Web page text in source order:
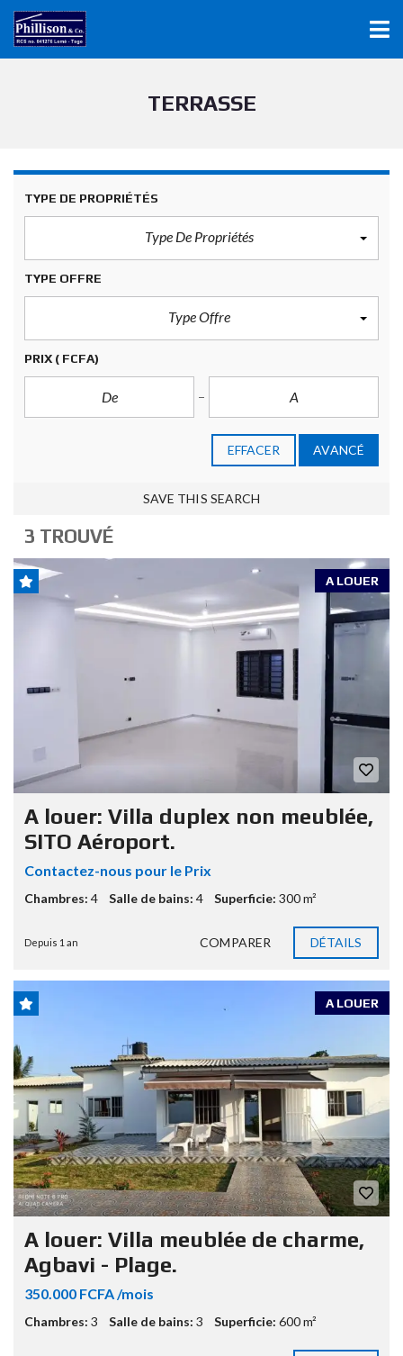
TERRASSE
TYPE DE PROPRIÉTÉS
Type De Propriétés
TYPE OFFRE
Type Offre
PRIX ( FCFA)
EFFACER AVANCÉ
SAVE THIS SEARCH
3 TROUVÉ
A LOUER
A louer: Villa duplex non meublée,
SITO Aéroport.
Contactez-nous pour le Prix
Chambres: 4 Salle de bains: 4 Superficie: 300 m²
Depuis 1 an COMPARER DÉTAILS
A LOUER
A louer: Villa meublée de charme,
Agbavi - Plage.
350.000 FCFA /mois
Chambres: 3 Salle de bains: 3 Superficie: 600 m²